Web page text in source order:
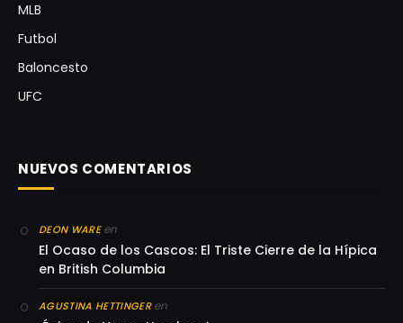
MLB
Futbol
Baloncesto
UFC
NUEVOS COMENTARIOS
DEON WAREen
El Ocaso de los Cascos: El Triste Cierre de la Hípica
en British Columbia
AGUSTINA HETTINGERen